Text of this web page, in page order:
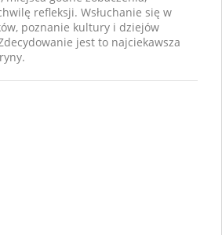
refleksji. Wsłuchanie się w
poznanie kultury i dziejów
jest to najciekawsza